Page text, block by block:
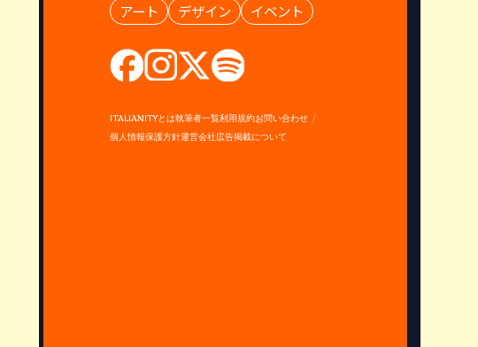
アート
デザイン イベント
ITALIANITYとは執筆者一覧利用規約お問い合わせ
個人情報保護方針運営会社広告掲載について